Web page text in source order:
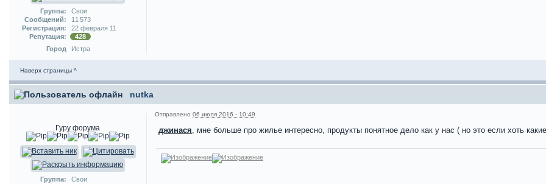
Группа:
Свои
Сообщений:
11 573
Регистрация:
22 февраля 11
Репутация:
428
Город
Истра
Наверх страницы ^
nutka
Гуру форума
Группа:
Свои
Отправлено 06 июля 2016 - 10:49
джинася, мне больше про жилье интересно, продукты понятное дело как у нас ( но это если хоть